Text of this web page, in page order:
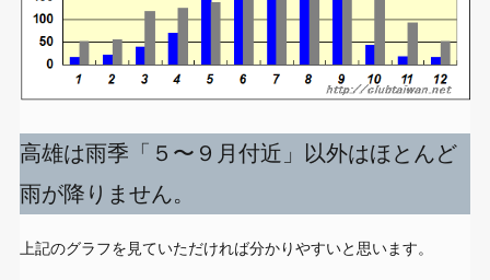
高雄は雨季「５〜９月付近」以外はほとんど
雨が降りません。
上記のグラフを見ていただければ分かりやすいと思います。